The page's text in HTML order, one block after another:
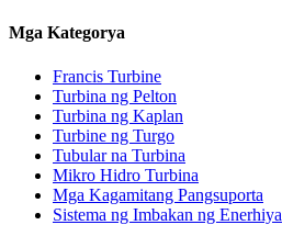
Mga Kategorya
Francis Turbine
Turbina ng Pelton
Turbina ng Kaplan
Turbine ng Turgo
Tubular na Turbina
Mikro Hidro Turbina
Mga Kagamitang Pangsuporta
Sistema ng Imbakan ng Enerhiya